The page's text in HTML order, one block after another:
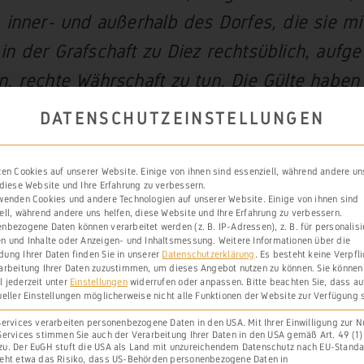
inner- und außerhalb des Dorfes, die sie
der Grafschaft zu Diez rechtsüblich,
rechte Währschaft zu tun. Die Gülte
des Johann ‚Suozman‘ zu Freiendiez,
und 1 Fastnachtshuhn von einem Garten
jetzt bewohnt; Gerhard, des Glöckners
bei der ‚Schraitkoren‘; Hermann,
einemWeingarten zu Zalbach(‚Zail-‚);
1/4 Kapaun von einem Garten. Die
Gude und Else, sobald sie
ebenfalls auf die vorgenannte Gülte
Heinrich Fulde und Rule Bunte, Schöffen
DATENSCHUTZEINSTELLUNGEN
Cookies auf unserer Website. Einige von ihnen sind essenziell, während andere
Website und Ihre Erfahrung zu verbessern.
Cookies und andere Technologien auf unserer Website. Einige von ihnen sind
während andere uns helfen, diese Website und Ihre Erfahrung zu verbessern.
Daten können verarbeitet werden (z. B. IP-Adressen), z. B. für
und Inhalte oder Anzeigen- und Inhaltsmessung. Weitere Informationen über die
Ihrer Daten finden Sie in unserer Datenschutzerklärung . Es besteht keine
Ihrer Daten zuzustimmen, um dieses Angebot nutzen zu können. Sie
jederzeit unter Einstellungenwiderrufen oder anpassen. Bitte beachten Sie, dass
Einstellungen möglicherweise nicht alle Funktionen der Website zur Verfügung
verarbeiten personenbezogene Daten in den USA. Mit Ihrer Einwilligung zur
stimmen Sie auch der Verarbeitung Ihrer Daten in den USA gemäß Art. 49
zu. Der EuGH stuft die USA als Land mit unzureichendem Datenschutz nach EU-
etwa das Risiko, dass US-Behörden personenbezogene Daten in